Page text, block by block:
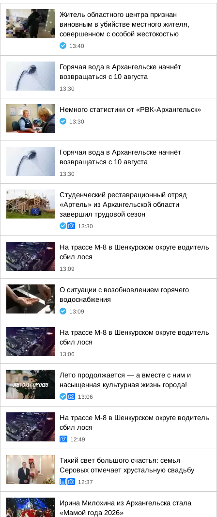
Житель областного центра признан
виновным в убийстве местного жителя,
совершенном с особой жестокостью
13:40
Горячая вода в Архангельске начнёт
возвращаться с 10 августа
13:30
Немного статистики от «РВК-Архангельск»
13:30
Горячая вода в Архангельске начнёт
возвращаться с 10 августа
13:30
Студенческий реставрационный отряд
«Артель» из Архангельской области
завершил трудовой сезон
13:30
На трассе М-8 в Шенкурском округе водитель
сбил лося
13:09
О ситуации с возобновлением горячего
водоснабжения
13:09
На трассе М-8 в Шенкурском округе водитель
сбил лося
13:06
Лето продолжается — а вместе с ним и
насыщенная культурная жизнь города!
13:06
На трассе М-8 в Шенкурском округе водитель
сбил лося
12:49
Тихий свет большого счастья: семья
Серовых отмечает хрустальную свадьбу
12:37
Ирина Милохина из Архангельска стала
«Мамой года 2026»